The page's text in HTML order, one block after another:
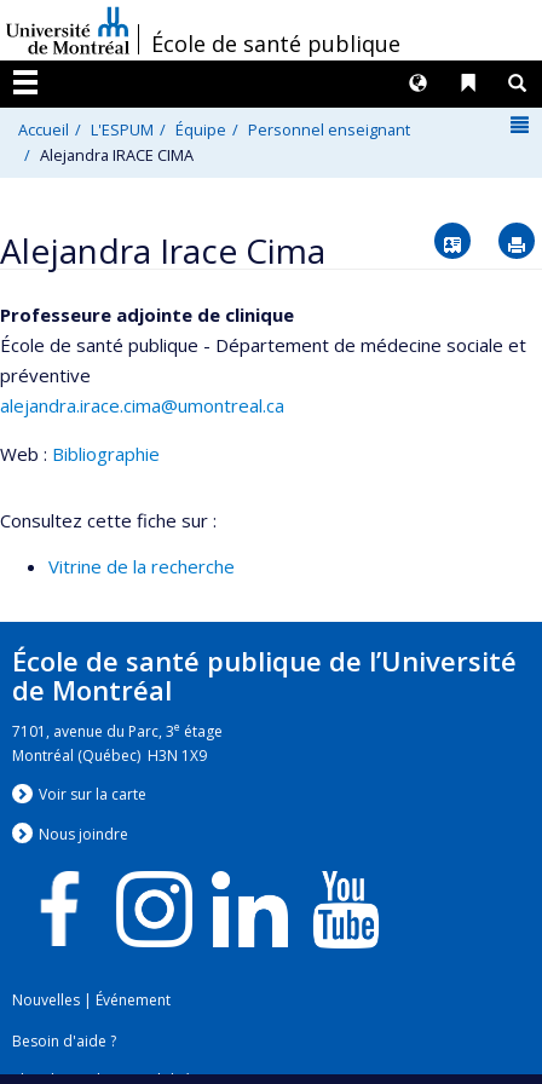
au
contenu
/École de santé publique
Menu
Liens
Langues
Accueil L'ESPUM Équipe
Personnel enseignant
Alejandra IRACE CIMA
Alejandra Irace Cima Vcard
Professeure adjointe de clinique
École de santé publique - Département de médecine sociale et
préventive
alejandra.irace.cima@umontreal.ca
Web : Bibliographie
Consultez cette fiche sur :
Vitrine de la recherche
École de santé publique de l’Université
de Montréal
7101, avenue du Parc, 3e étage
Montréal (Québec) H3N 1X9
Voir sur la carte
Nous joindre
Nouvelles | Événement
Besoin d'aide ?
Plan du site|Accessibilité